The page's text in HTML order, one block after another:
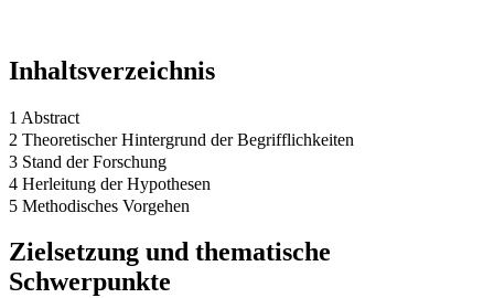
Inhaltsverzeichnis
1 Abstract
2 Theoretischer Hintergrund der Begrifflichkeiten
3 Stand der Forschung
4 Herleitung der Hypothesen
5 Methodisches Vorgehen
Zielsetzung und thematische
Schwerpunkte